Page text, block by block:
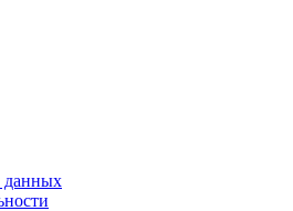
данных